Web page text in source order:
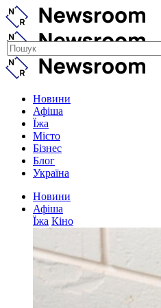
Новини
Афіша
Їжа
Місто
Бізнес
Блог
Україна
Новини
Афіша
Їжа Кіно